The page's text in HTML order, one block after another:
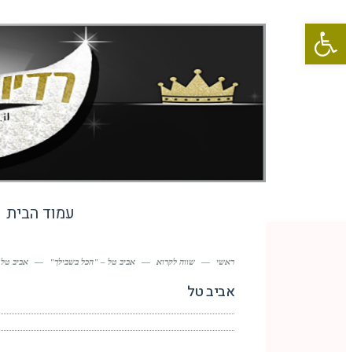
פתח סרגל נגישות
עמוד הבית
ראשי — שווה לקרוא — אביב טל – "הכל בשבילך" — אביב טל
אביב טל